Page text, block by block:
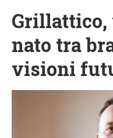
Grillattico,
nato tra
visioni